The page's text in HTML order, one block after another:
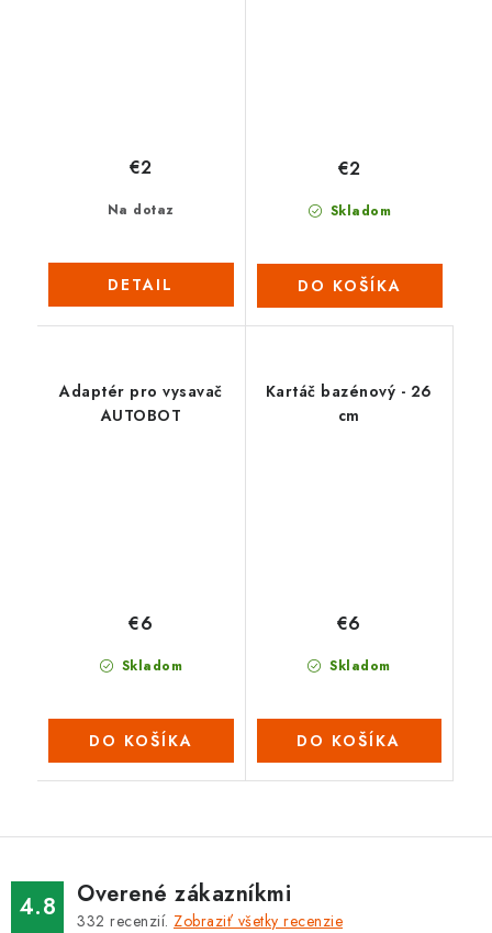
Na dotaz
€2
DETAIL
Skladom
€2
DO KOŠÍKA
Adaptér pro vysavač
AUTOBOT
Skladom
€6
DO KOŠÍKA
Kartáč bazénový - 26
cm
Skladom
€6
DO KOŠÍKA
4.8 Overené zákazníkmi
332 recenzií. Zobraziť všetky recenzie